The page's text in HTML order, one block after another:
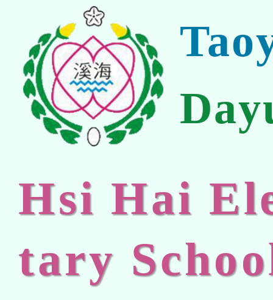
Hsi Hai
tary